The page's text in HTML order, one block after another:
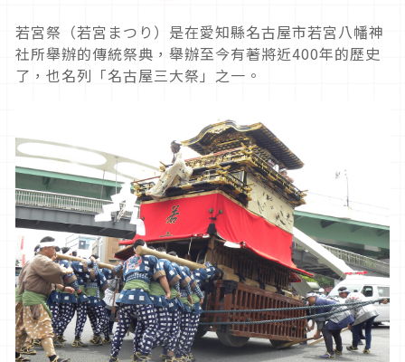
若宮祭（若宮まつり）是在愛知縣名古屋市若宮八幡神
社所舉辦的傳統祭典，舉辦至今有著將近400年的歷史
了，也名列「名古屋三大祭」 之一。